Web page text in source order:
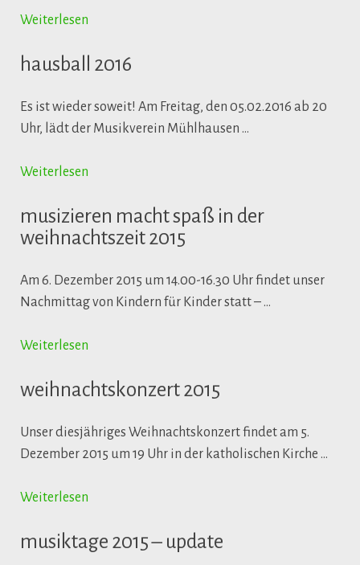
Weiterlesen
hausball 2016
Es ist wieder soweit! Am Freitag, den 05.02.2016 ab 20
Uhr, lädt der Musikverein Mühlhausen …
Weiterlesen
musizieren macht spaß in der
weihnachtszeit 2015
Am 6. Dezember 2015 um 14.00-16.30 Uhr findet unser
Nachmittag von Kindern für Kinder statt – …
Weiterlesen
weihnachtskonzert 2015
Unser diesjähriges Weihnachtskonzert findet am 5.
Dezember 2015 um 19 Uhr in der katholischen Kirche …
Weiterlesen
musiktage 2015 – update